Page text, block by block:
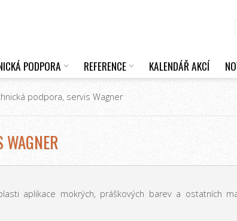
PODPORA REFERENCE KALENDÁŘ AKCÍ
podpora, servis Wagner
WAGNER
aplikace mokrých, práškových barev a ostatních